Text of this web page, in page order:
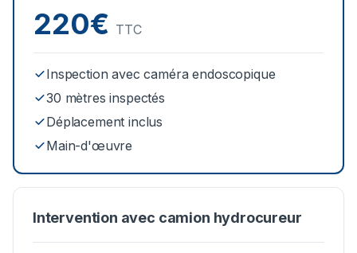
220€ TTC
Inspection avec caméra endoscopique
30 mètres inspectés
Déplacement inclus
Main-d'œuvre
Intervention avec camion hydrocureur